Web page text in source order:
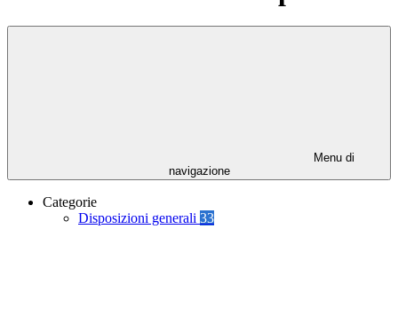
Menu di
navigazione
Categorie
Disposizioni generali 33